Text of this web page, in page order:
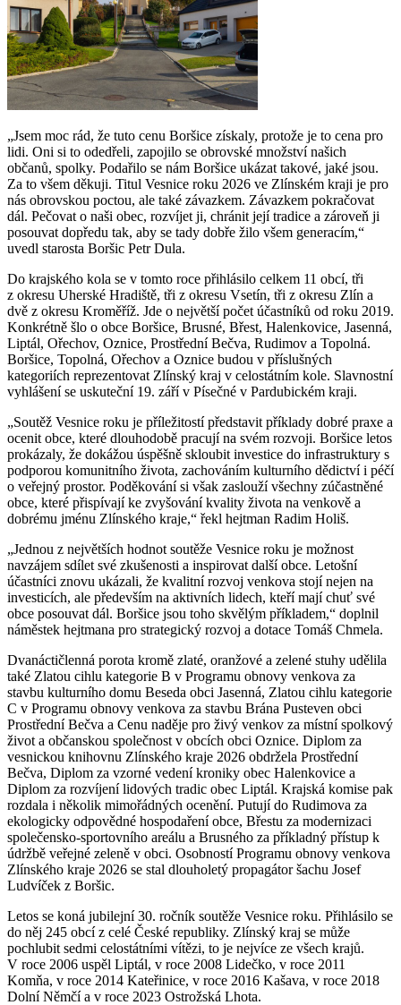
„Jsem moc rád, že tuto cenu Boršice získaly, protože je to cena pro
lidi. Oni si to odedřeli, zapojilo se obrovské množství našich
občanů, spolky. Podařilo se nám Boršice ukázat takové, jaké jsou.
Za to všem děkuji. Titul Vesnice roku 2026 ve Zlínském kraji je pro
nás obrovskou poctou, ale také závazkem. Závazkem pokračovat
dál. Pečovat o naši obec, rozvíjet ji, chránit její tradice a zároveň ji
posouvat dopředu tak, aby se tady dobře žilo všem generacím,“
uvedl starosta Boršic Petr Dula.
Do krajského kola se v tomto roce přihlásilo celkem 11 obcí, tři
z okresu Uherské Hradiště, tři z okresu Vsetín, tři z okresu Zlín a
dvě z okresu Kroměříž. Jde o největší počet účastníků od roku 2019.
Konkrétně šlo o obce Boršice, Brusné, Břest, Halenkovice, Jasenná,
Liptál, Ořechov, Oznice, Prostřední Bečva, Rudimov a Topolná.
Boršice, Topolná, Ořechov a Oznice budou v příslušných
kategoriích reprezentovat Zlínský kraj v celostátním kole. Slavnostní
vyhlášení se uskuteční 19. září v Písečné v Pardubickém kraji.
„Soutěž Vesnice roku je příležitostí představit příklady dobré praxe a
ocenit obce, které dlouhodobě pracují na svém rozvoji. Boršice letos
prokázaly, že dokážou úspěšně skloubit investice do infrastruktury s
podporou komunitního života, zachováním kulturního dědictví i péčí
o veřejný prostor. Poděkování si však zaslouží všechny zúčastněné
obce, které přispívají ke zvyšování kvality života na venkově a
dobrému jménu Zlínského kraje,“ řekl hejtman Radim Holiš.
„Jednou z největších hodnot soutěže Vesnice roku je možnost
navzájem sdílet své zkušenosti a inspirovat další obce. Letošní
účastníci znovu ukázali, že kvalitní rozvoj venkova stojí nejen na
investicích, ale především na aktivních lidech, kteří mají chuť své
obce posouvat dál. Boršice jsou toho skvělým příkladem,“ doplnil
náměstek hejtmana pro strategický rozvoj a dotace Tomáš Chmela.
Dvanáctičlenná porota kromě zlaté, oranžové a zelené stuhy udělila
také Zlatou cihlu kategorie B v Programu obnovy venkova za
stavbu kulturního domu Beseda obci Jasenná, Zlatou cihlu kategorie
C v Programu obnovy venkova za stavbu Brána Pusteven obci
Prostřední Bečva a Cenu naděje pro živý venkov za místní spolkový
život a občanskou společnost v obcích obci Oznice. Diplom za
vesnickou knihovnu Zlínského kraje 2026 obdržela Prostřední
Bečva, Diplom za vzorné vedení kroniky obec Halenkovice a
Diplom za rozvíjení lidových tradic obec Liptál. Krajská komise pak
rozdala i několik mimořádných ocenění. Putují do Rudimova za
ekologicky odpovědné hospodaření obce, Břestu za modernizaci
společensko-sportovního areálu a Brusného za příkladný přístup k
údržbě veřejné zeleně v obci. Osobností Programu obnovy venkova
Zlínského kraje 2026 se stal dlouholetý propagátor šachu Josef
Ludvíček z Boršic.
Letos se koná jubilejní 30. ročník soutěže Vesnice roku. Přihlásilo se
do něj 245 obcí z celé České republiky. Zlínský kraj se může
pochlubit sedmi celostátními vítězi, to je nejvíce ze všech krajů.
V roce 2006 uspěl Liptál, v roce 2008 Lidečko, v roce 2011
Komňa, v roce 2014 Kateřinice, v roce 2016 Kašava, v roce 2018
Dolní Němčí a v roce 2023 Ostrožská Lhota.